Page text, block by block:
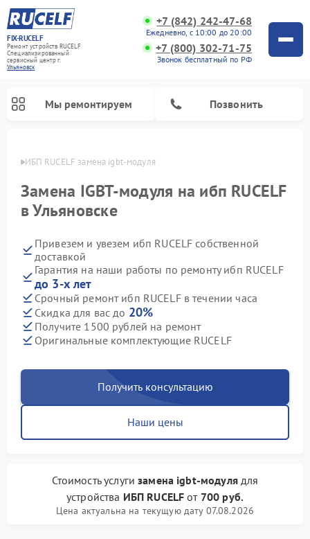
FIX-RUCELF
Ремонт устройств RUCELF
Специализированный
cервисный центр г.
Ульяновск
+7 (842) 242-47-68
Ежедневно, с 10:00 до 20:00
+7 (800) 302-71-75
Звонок бесплатный по РФ
Мы ремонтируем Позвонить
ИБП RUCELF замена igbt-модуля
Замена IGBT-модуля на ибп RUCELF
в Ульяновске
Привезем и увезем ибп RUCELF собственной
доставкой
Гарантия на наши работы по ремонту ибп RUCELF
до 3-х лет
Срочный ремонт ибп RUCELF в течении часа
Скидка для вас до 20%
Получите 1500 рублей на ремонт
Оригинальные комплектующие RUCELF
Получить консультацию
Наши цены
Стоимость услугизамена igbt-модулядля
устройства ИБП RUCELF от 700 руб.
Цена актуальна на текущую дату 07.08.2026